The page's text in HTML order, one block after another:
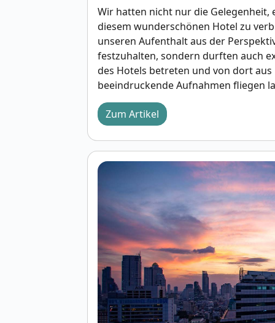
Wir hatten nicht nur die Gelegenheit,
diesem wunderschönen Hotel zu
unseren Aufenthalt aus der
festzuhalten, sondern durften auch
des Hotels betreten und von dort
beeindruckende Aufnahmen fliegen
Zum Artikel